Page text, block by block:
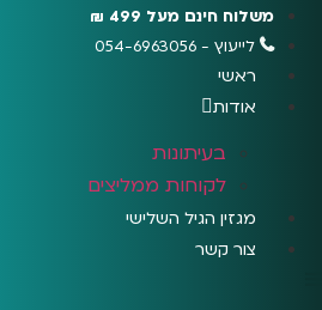
לתוכן
משלוח חינם מעל 499 ₪
לייעוץ - 054-6963056
ראשי
אודות
בעיתונות
לקוחות ממליצים
מגזין הגיל השלישי
צור קשר